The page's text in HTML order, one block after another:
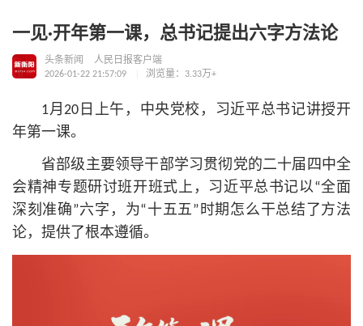
一见·开年第一课，总书记提出六字方法论
头条新闻
人民日报客户端
2026-01-22 21:57:09
浏览量：3.33万+
1月20日上午，中央党校，习近平总书记讲授开
年第一课。
省部级主要领导干部学习贯彻党的二十届四中全
会精神专题研讨班开班式上，习近平总书记以“全面
深刻准确”六字，为“十五五”时期怎么干总结了方法
论，提供了根本遵循。